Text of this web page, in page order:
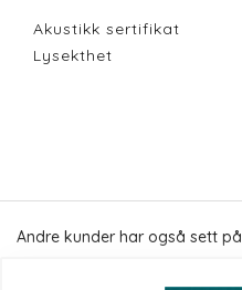
Akustikk sertifikat
Lysekthet
Andre kunder har også sett på